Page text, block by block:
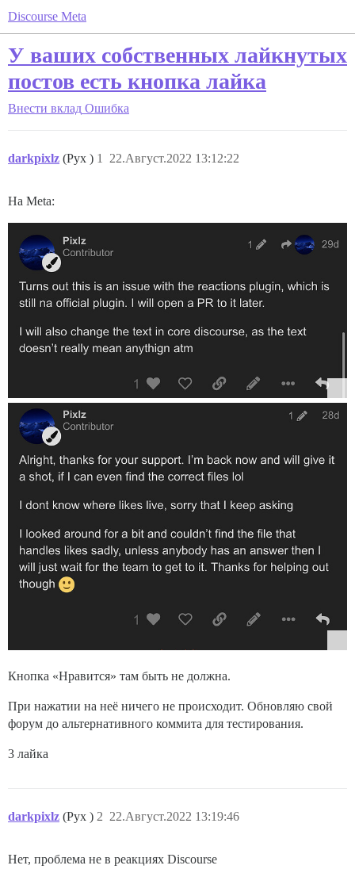
Discourse Meta
У ваших собственных лайкнутых
постов есть кнопка лайка
Внести вклад Ошибка
darkpixlz (Pyx ) 22.Август.2022 13:12:22
1
На Meta:
Кнопка «Нравится» там быть не должна.
При нажатии на неё ничего не происходит. Обновляю свой
форум до альтернативного коммита для тестирования.
3 лайка
darkpixlz (Pyx ) 22.Август.2022 13:19:46
2
Нет, проблема не в реакциях Discourse